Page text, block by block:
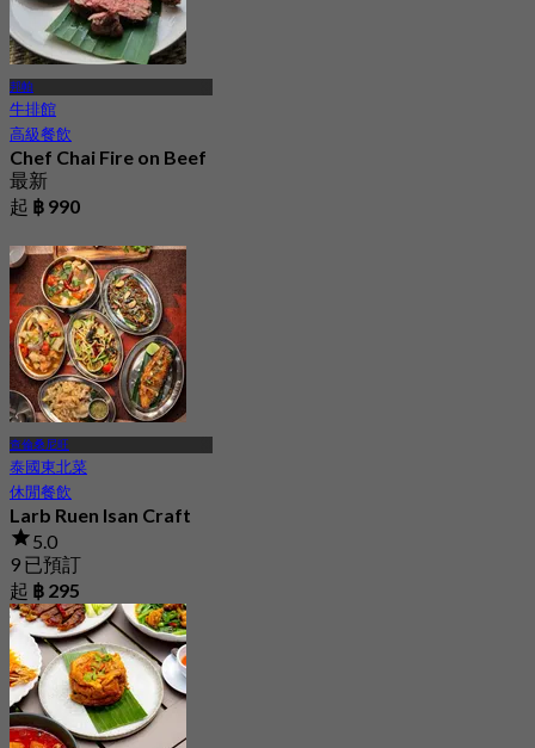
邦帕
牛排館
高級餐飲
Chef Chai Fire on Beef
最新
起 ฿ 990
查倫桑尼旺
泰國東北菜
休閒餐飲
Larb Ruen Isan Craft
5.0
9 已預訂
起 ฿ 295